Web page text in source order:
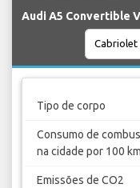
Audi A5 Convertible
Tipo de corpo
Consumo de
na cidade por 100 km
Emissões de CO2